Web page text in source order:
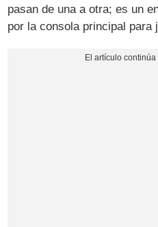
pasan de una a otra; es un
por la consola principal para